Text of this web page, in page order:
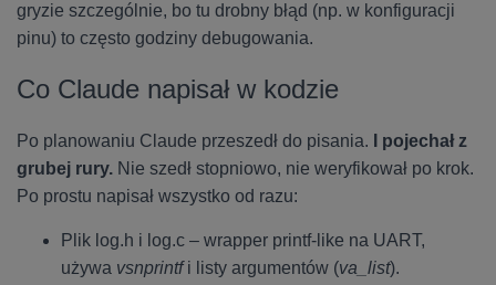
gryzie szczególnie, bo tu drobny błąd (np. w konfiguracji
pinu) to często godziny debugowania.
Co Claude napisał w kodzie
Po planowaniu Claude przeszedł do pisania.
I pojechał z
grubej rury. Nie szedł stopniowo, nie weryfikował po krok.
Po prostu napisał wszystko od razu:
Plik log.h i log.c – wrapper printf-like na UART,
używa vsnprintfi listy argumentów (va_list).